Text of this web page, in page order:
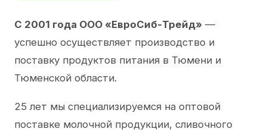
С 2001 года ООО «ЕвроСиб-Трейд» —
успешно осуществляет производство и
поставку продуктов питания в Тюмени и
Тюменской области.
25 лет мы специализируемся на оптовой
поставке молочной продукции, сливочного